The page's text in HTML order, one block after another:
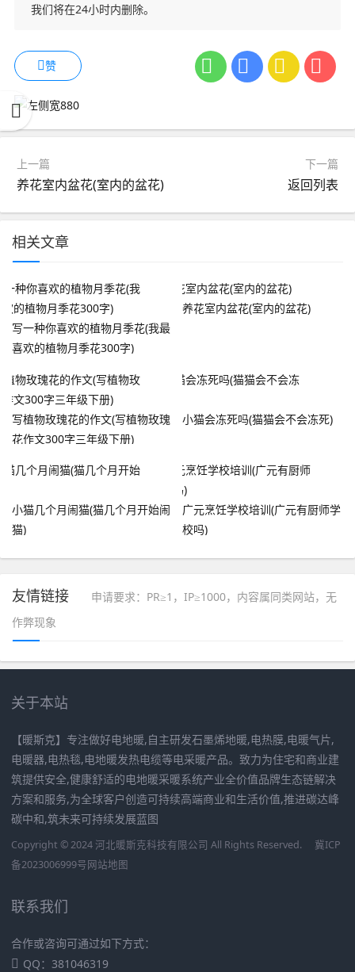
我们将在24小时内删除。
赞
上一篇
养花室内盆花(室内的盆花)
下一篇
返回列表
相关文章
写一种你喜欢的植物月季花(我最
喜欢的植物月季花300字)
养花室内盆花(室内的盆花)
写植物玫瑰花的作文(写植物玫瑰
花作文300字三年级下册)
小猫会冻死吗(猫猫会不会冻死)
小猫几个月闹猫(猫几个月开始闹
猫)
广元烹饪学校培训(广元有厨师学
校吗)
友情链接
申请要求：PR≥1，IP≥1000，内容属同类网站，无
作弊现象
关于本站
【暖斯克】专注做好电地暖,自主研发石墨烯地暖,电热膜,电暖气片,
电暖器,电热毯,电地暖发热电缆等电采暖产品。致力为住宅和商业建
筑提供安全,健康舒适的电地暖采暖系统产业全价值品牌生态链解决
方案和服务,为全球客户创造可持续高端商业和生活价值,推进碳达峰
碳中和,筑未来可持续发展蓝图
Copyright © 2024 河北暖斯克科技有限公司 All Rights Reserved.
冀ICP
备2023006999号网站地图
联系我们
合作或咨询可通过如下方式：
QQ：381046319